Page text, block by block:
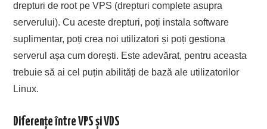
drepturi de root pe VPS (drepturi complete asupra
serverului). Cu aceste drepturi, poți instala software
suplimentar, poți crea noi utilizatori și poți gestiona
serverul așa cum dorești. Este adevărat, pentru aceasta
trebuie să ai cel puțin abilități de bază ale utilizatorilor
Linux.
Diferențe între VPS și VDS